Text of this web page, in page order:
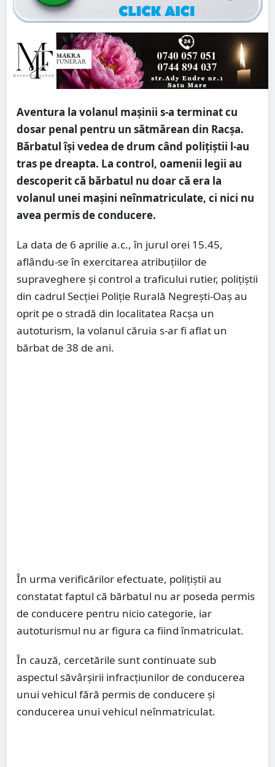
Aventura la volanul mașinii s-a terminat cu
dosar penal pentru un sătmărean din Racșa.
Bărbatul își vedea de drum când polițiștii l-au
tras pe dreapta. La control, oamenii legii au
descoperit că bărbatul nu doar că era la
volanul unei mașini neînmatriculate, ci nici nu
avea permis de conducere.
La data de 6 aprilie a.c., în jurul orei 15.45,
aflându-se în exercitarea atribuțiilor de
supraveghere și control a traficului rutier, polițiștii
din cadrul Secției Poliție Rurală Negrești-Oaș au
oprit pe o stradă din localitatea Racșa un
autoturism, la volanul căruia s-ar fi aflat un
bărbat de 38 de ani.
În urma verificărilor efectuate, polițiștii au
constatat faptul că bărbatul nu ar poseda permis
de conducere pentru nicio categorie, iar
autoturismul nu ar figura ca fiind înmatriculat.
În cauză, cercetările sunt continuate sub
aspectul săvârșirii infracțiunilor de conducerea
unui vehicul fără permis de conducere și
conducerea unui vehicul neînmatriculat.